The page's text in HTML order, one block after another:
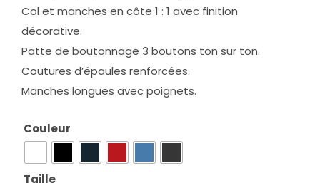
Col et manches en côte 1 : 1 avec finition
décorative.
Patte de boutonnage 3 boutons ton sur ton.
Coutures d’épaules renforcées.
Manches longues avec poignets.
Couleur
Taille